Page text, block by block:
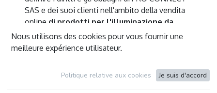
SAS e dei suoi clienti nell'ambito della vendita
online di prodotti per l'illuminazione da
giardino e correlati.
Ogni ordine effettuato sul sito implica la piena e
3 - Prodotti
Nous utilisons des cookies pour vous fournir une
meilleure expérience utilisateur.
Politique relative aux cookies Je suis d'accord